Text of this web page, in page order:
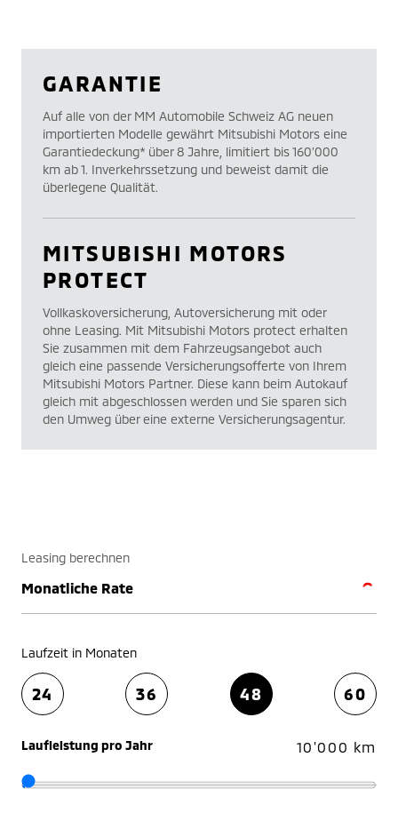
GARANTIE
Auf alle von der MM Automobile Schweiz AG neuen
importierten Modelle gewährt Mitsubishi Motors eine
Garantiedeckung* über 8 Jahre, limitiert bis 160’000
km ab 1. Inverkehrssetzung und beweist damit die
überlegene Qualität.
MITSUBISHI MOTORS
PROTECT
Vollkaskoversicherung, Autoversicherung mit oder
ohne Leasing. Mit Mitsubishi Motors protect erhalten
Sie zusammen mit dem Fahrzeugsangebot auch
gleich eine passende Versicherungsofferte von Ihrem
Mitsubishi Motors Partner. Diese kann beim Autokauf
gleich mit abgeschlossen werden und Sie sparen sich
den Umweg über eine externe Versicherungsagentur.
Leasing berechnen
Monatliche Rate
Laufzeit in Monaten
24 36 48 60
Laufleistung pro Jahr 10'000 km